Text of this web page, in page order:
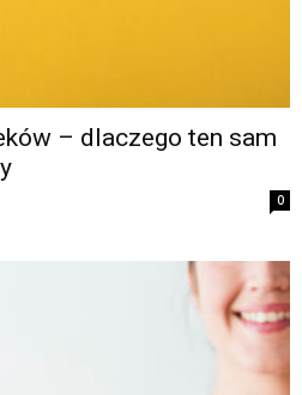
– dlaczego ten sam
0